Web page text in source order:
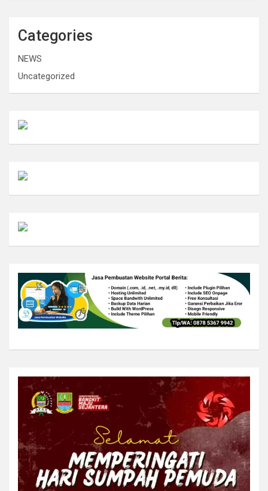
Categories
NEWS
Uncategorized